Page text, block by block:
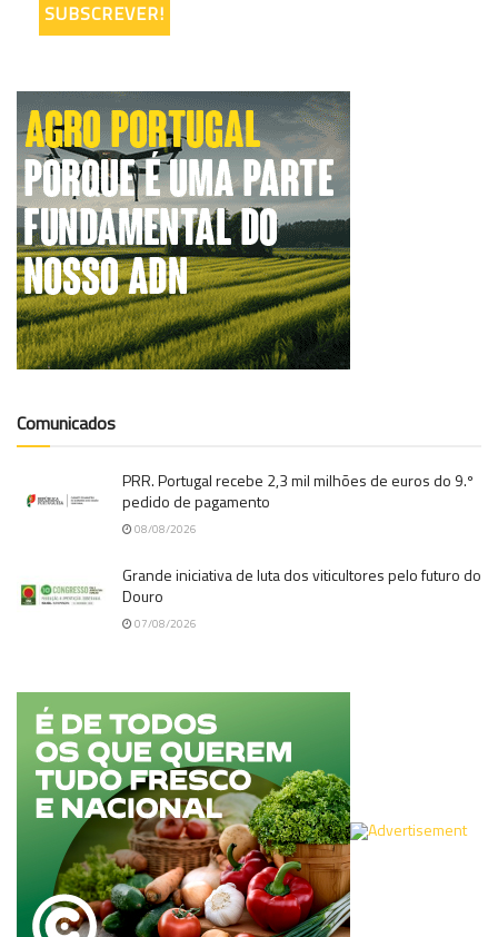
Comunicados
PRR. Portugal recebe 2,3 mil milhões de euros do 9.º
pedido de pagamento
08/08/2026
Grande iniciativa de luta dos viticultores pelo futuro do
Douro
07/08/2026